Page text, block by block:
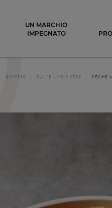
- Imaginons le meilleur du
UN MARCHIO
IMPEGNATO
RICETTE TUTTE LE RICETTE PÉCHÉ